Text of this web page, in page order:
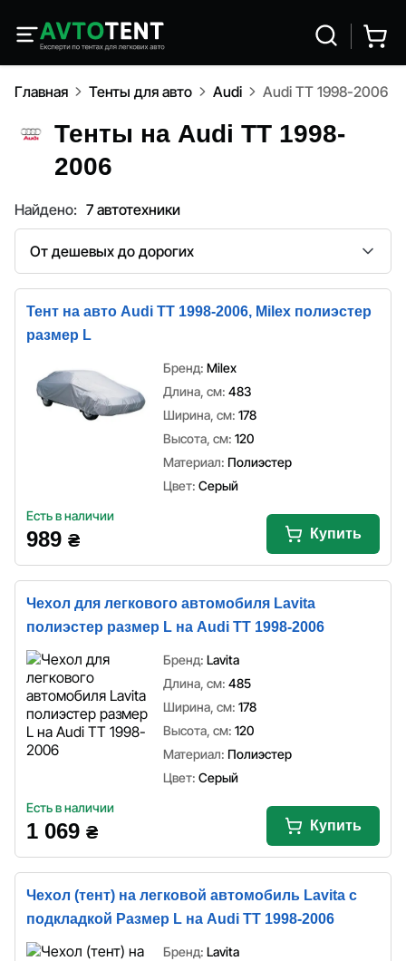
Главная Тенты для авто Audi Audi TT 1998-2006
Тенты на Audi TT 1998-
2006
Найдено: 7 автотехники
Сортировка
Тент на авто Audi TT 1998-2006, Milex полиэстер
размер L
Бренд: Milex
Длина, см: 483
Ширина, см: 178
Высота, см: 120
Материал: Полиэстер
Цвет: Серый
Есть в наличии
989 ₴ Купить
Чехол для легкового автомобиля Lavita
полиэстер размер L на Audi TT 1998-2006
Бренд: Lavita
Длина, см: 485
Ширина, см: 178
Высота, см: 120
Материал: Полиэстер
Цвет: Серый
Есть в наличии
1 069 ₴ Купить
Чехол (тент) на легковой автомобиль Lavita с
подкладкой Размер L на Audi TT 1998-2006
Бренд: Lavita